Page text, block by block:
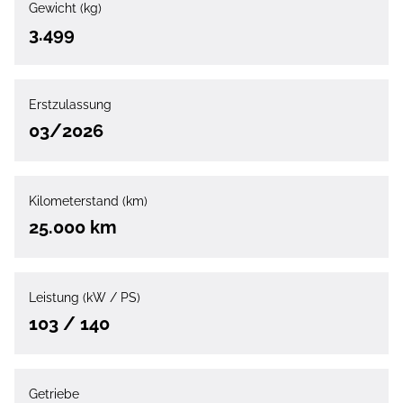
Gewicht (kg)
3.499
Erstzulassung
03/2026
Kilometerstand (km)
25.000 km
Leistung (kW / PS)
103 / 140
Getriebe